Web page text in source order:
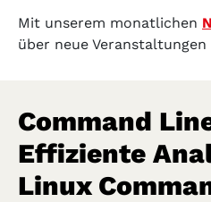
Mit unserem monatlichen
über neue
Command
Effiziente
Linux